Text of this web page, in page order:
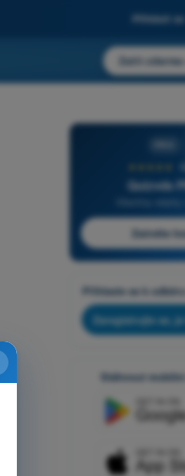
Přihlásit se
Začít zdarma
Quizvds
Začněte
Přihlaste se k
Zaregistrujte se,
Stáhnout